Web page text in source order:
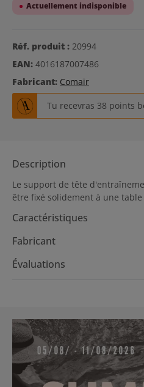
Actuellement indisponible
Réf. produit : 20994
EAN: 4016187007486
Fabricant: Comair
Tu recevras 38 points
Description
Le support de tête
être fixé solidement à une
Caractéristiques
Fabricant
Évaluations